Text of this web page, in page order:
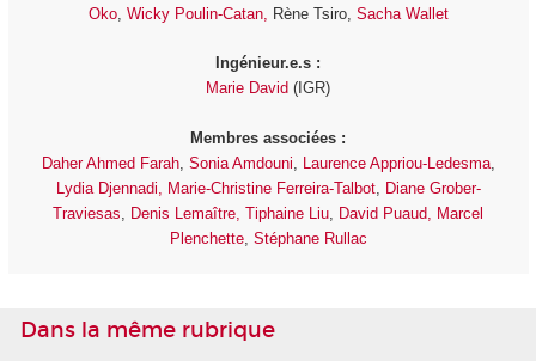
Oko, Wicky Poulin-Catan, Rène Tsiro, Sacha Wallet
Ingénieur.e.s :
Marie David (IGR)
Membres associées :
Daher Ahmed Farah, Sonia Amdouni Laurence Appriou-Ledesma,
Lydia Djennadi,
Marie-Christine Ferreira-Talbot,
Diane Grober-
Traviesas
Denis Lemaître, Tiphaine Liu David Puaud,
Marcel
Plenchette, Stéphane Rullac
Dans la même rubrique